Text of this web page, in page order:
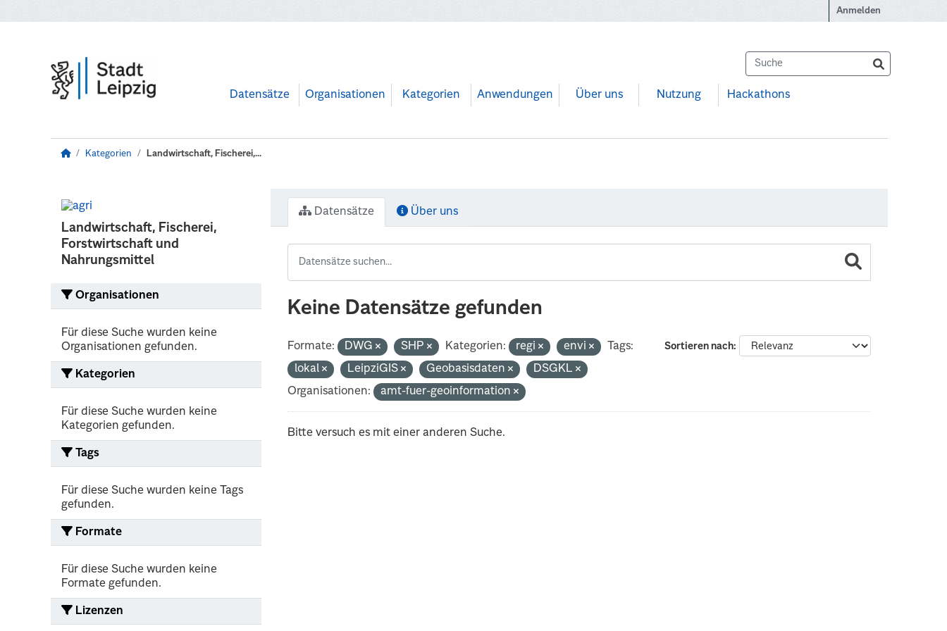
Anmelden
Datensätze Organisationen Kategorien Anwendungen Über uns Nutzung Hackathons
Kategorien Landwirtschaft, Fischerei,...
Landwirtschaft, Fischerei,
Forstwirtschaft und
Nahrungsmittel
Organisationen
Für diese Suche wurden keine
Organisationen gefunden.
Kategorien
Für diese Suche wurden keine
Kategorien gefunden.
Tags
Für diese Suche wurden keine Tags
gefunden.
Formate
Für diese Suche wurden keine
Formate gefunden.
Lizenzen
Datensätze Über uns
Keine Datensätze gefunden
Sortieren nach
Formate: DWG SHP Kategorien: regi envi
Tags:
lokal
LeipziGIS Geobasisdaten
DSGKL
Organisationen:
amt-fuer-geoinformation
Bitte versuch es mit einer anderen Suche.